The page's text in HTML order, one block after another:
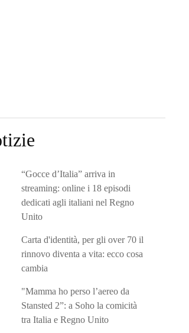
“Gocce d’Italia” arriva in
streaming: online i 18 episodi
dedicati agli italiani nel Regno
Unito
Carta d'identità, per gli over 70 il
rinnovo diventa a vita: ecco cosa
cambia
"Mamma ho perso l’aereo da
Stansted 2”: a Soho la comicità
tra Italia e Regno Unito